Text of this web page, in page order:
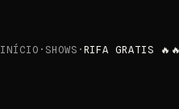
INÍCIO · SHOWS · RIFA GRATIS